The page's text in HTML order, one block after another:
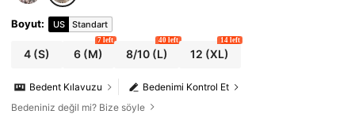
Boyut: US Standart
4 (S) 6 (M)
7 left
8/10(L)
40 left
12 (XL)
14 left
Bedenimi Kontrol Et
Bedent Kılavuzu
Bedeniniz değil mi? Bize söyle